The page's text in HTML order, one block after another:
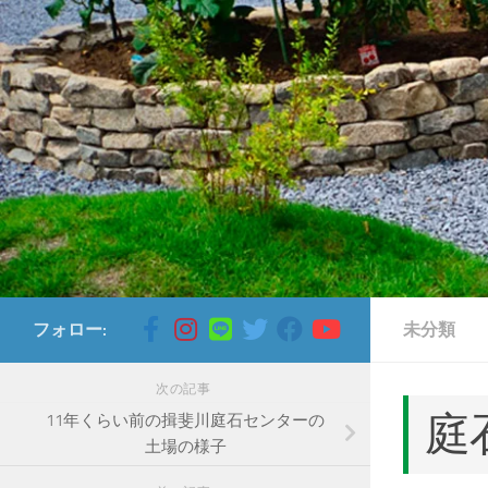
コンテンツへスキップ
未分類
庭
フォロー:
次の記事
11年くらい前の揖斐川庭石センターの
土場の様子